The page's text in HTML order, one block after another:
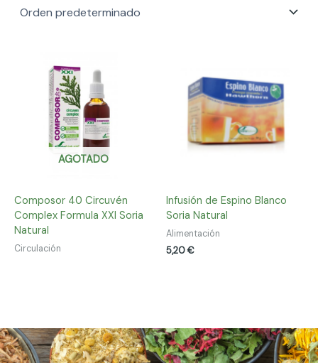
AGOTADO
Composor 40 Circuvén
Complex Formula XXI Soria
Natural
Circulación
Infusión de Espino Blanco
Soria Natural
Alimentación
5,20€